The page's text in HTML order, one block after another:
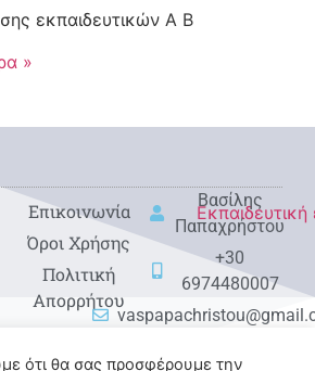
εκπαιδευτικών Α Β
»
Eπικοινωνία
Όροι Χρήσης
Πολιτική
Απορρήτου
Βασίλης
Παπαχρήστου
+30
6974480007
ότι θα σας προσφέρουμε την